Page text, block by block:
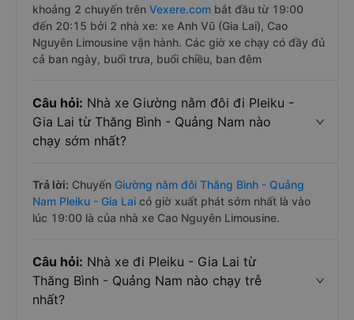
khoảng 2 chuyến trên Vexere.com bắt đầu từ 19:00
đến 20:15 bởi 2 nhà xe: xe Anh Vũ (Gia Lai), Cao
Nguyên Limousine vận hành. Các giờ xe chạy có đầy đủ
cả ban ngày, buổi trưa, buổi chiều, ban đêm
Câu hỏi: Nhà xe Giường nằm đôi đi Pleiku -
Gia Lai từ Thăng Bình - Quảng Nam nào
chạy sớm nhất?
Trả lời: Chuyến Giường nằm đôi Thăng Bình - Quảng
Nam Pleiku - Gia Lai có giờ xuất phát sớm nhất là vào
lúc 19:00 là của nhà xe Cao Nguyên Limousine.
Câu hỏi: Nhà xe đi Pleiku - Gia Lai từ
Thăng Bình - Quảng Nam nào chạy trễ
nhất?